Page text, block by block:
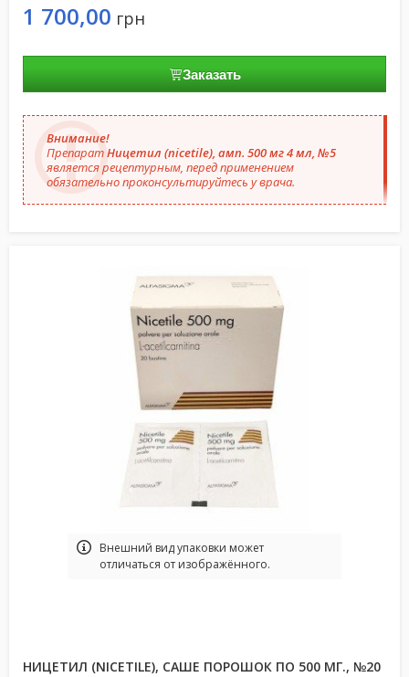
1 700,00 грн
Заказать
Внимание!
ПрепаратНицетил (nicetile), амп. 500 мг 4 мл, №5
является рецептурным, перед применением
обязательно проконсультируйтесь у врача.
Bнешний вид упаковки может
отличаться от изображённого.
НИЦЕТИЛ (NICETILE), CАШЕ ПОРОШОК ПО 500 МГ., №20